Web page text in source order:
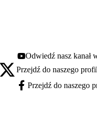
Youtube - otwiera się w nowej
Odwiedź nasz kanał
X - otwiera się w nowej karcie
Przejdź do naszego
Facebook - otwiera się w nowej
Przejdź do naszego